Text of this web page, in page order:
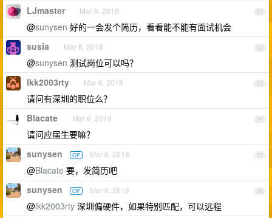
21
LJmaster Mar 6, 2018
@sunysen 好的一会发个简历，看看能不能有面试机会
22
susia Mar 6, 2018
@sunysen 测试岗位可以吗？
23
lkk2003rty Mar 6, 2018
请问有深圳的职位么？
24
Blacate Mar 6, 2018
请问应届生要嘛？
25
sunysen OP Mar 6, 2018
@Blacate 要，发简历吧
26
sunysen OP Mar 6, 2018
@lkk2003rty 深圳偏硬件，如果特别匹配，可以远程